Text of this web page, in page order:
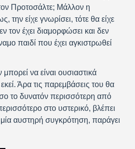
Προτοσάλτε; Μάλλον η
είχε γνωρίσει, τότε θα είχε
τον έχει διαμορφώσει και δεν
παιδί που έχει αγκιστρωθεί
να είναι ουσιαστικά
Άρα τις παρεμβάσεις του θα
το δυνατόν περισσότερη από
στο υστερικό, βλέπει
αυστηρή συγκρότηση, παράγει